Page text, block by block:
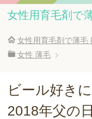
女性用育毛剤で
女性用育毛剤で薄毛
女性 薄毛
ビール好き
2018年父の